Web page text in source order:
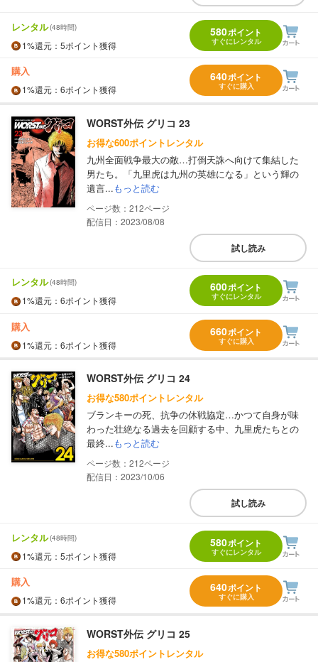
レンタル(48時間)
1%還元 ：5ポイント獲得
580ポイント
すぐにレンタル
購入
1%還元 ：6ポイント獲得
640ポイント
すぐに購入
WORST外伝 グリコ 23
お得な600ポイントレンタル
九州全面戦争最大の敵…打倒天誅へ向けて集結した
男たち。「九里虎は九州の英雄になる」という輝の
遺言...もっと読む
212
配信日：2023/08/08
試し読み
レンタル(48時間)
1%還元 ：6ポイント獲得
600ポイント
すぐにレンタル
購入
1%還元 ：6ポイント獲得
660ポイント
すぐに購入
WORST外伝 グリコ 24
お得な580ポイントレンタル
ブランキーの死、抗争の休戦協定…かつて自身が味
わった壮絶なる過去を回顧する中、九里虎たちとの
最終...もっと読む
212
配信日：2023/10/06
試し読み
レンタル(48時間)
1%還元 ：5ポイント獲得
580ポイント
すぐにレンタル
購入
1%還元 ：6ポイント獲得
640ポイント
すぐに購入
WORST外伝 グリコ 25
お得な580ポイントレンタル